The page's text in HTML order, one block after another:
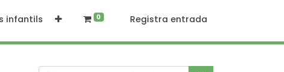
infantils 0 Registra entrada